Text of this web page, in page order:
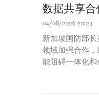
数据共享
04/08/2026 20:23
新加坡国防部
领域加强合作
能阻碍一体化和